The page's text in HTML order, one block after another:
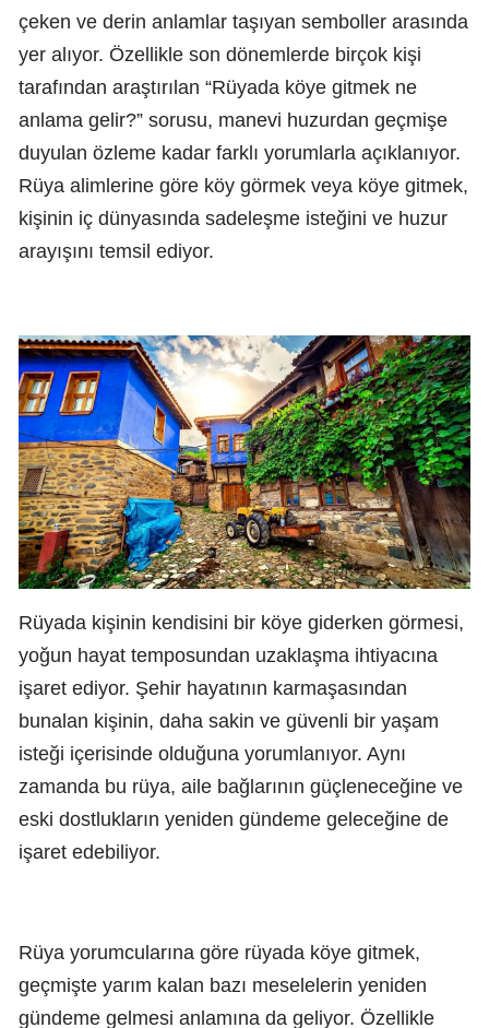
çeken ve derin anlamlar taşıyan semboller arasında
yer alıyor. Özellikle son dönemlerde birçok kişi
tarafından araştırılan “Rüyada köye gitmek ne
anlama gelir?” sorusu, manevi huzurdan geçmişe
duyulan özleme kadar farklı yorumlarla açıklanıyor.
Rüya alimlerine göre köy görmek veya köye gitmek,
kişinin iç dünyasında sadeleşme isteğini ve huzur
arayışını temsil ediyor.
Rüyada kişinin kendisini bir köye giderken görmesi,
yoğun hayat temposundan uzaklaşma ihtiyacına
işaret ediyor. Şehir hayatının karmaşasından
bunalan kişinin, daha sakin ve güvenli bir yaşam
isteği içerisinde olduğuna yorumlanıyor. Aynı
zamanda bu rüya, aile bağlarının güçleneceğine ve
eski dostlukların yeniden gündeme geleceğine de
işaret edebiliyor.
Rüya yorumcularına göre rüyada köye gitmek,
geçmişte yarım kalan bazı meselelerin yeniden
gündeme gelmesi anlamına da geliyor. Özellikle